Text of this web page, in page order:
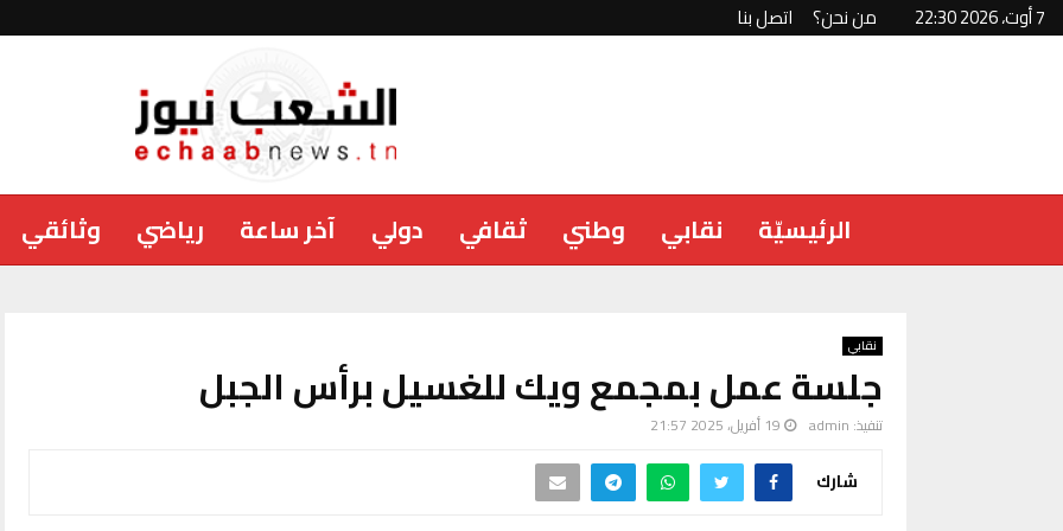
7 أوت، 2026 22:30 من نحن؟ اتصل بنا
الرئيسيّة نقابي وطني ثقافي دولي آخر ساعة رياضي وثائقي
نقابي
جلسة عمل بمجمع ويك للغسيل برأس الجبل
تنفيذ: admin 19 أفريل، 2025 21:57
شارك